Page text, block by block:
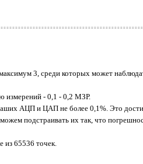
3, среди которых может
измерений - 0,1 - 0,2 МЗР.
АЦП и ЦАП не более 0,1%. Это
подстраивать их так, что
65536 точек.